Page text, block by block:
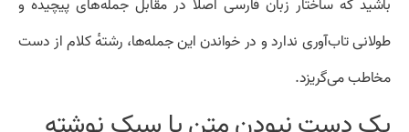
باشید که ساختار زبان فارسی اصلاً در مقابل جمله‌های پیچیده و
طولانی تاب‌آوری ندارد و در خواندن این جمله‌ها، رشتهٔ کلام از دست
مخاطب می‌گریزد.